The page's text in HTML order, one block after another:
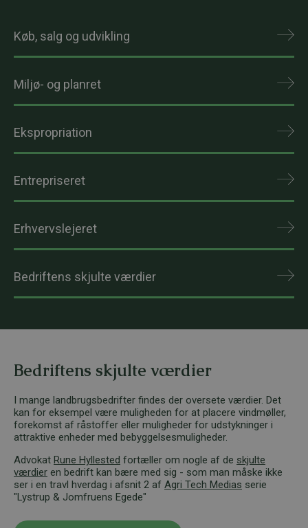
Køb, salg og udvikling
Miljø- og planret
Ekspropriation
Entrepriseret
Erhvervslejeret
Bedriftens skjulte værdier
Bedriftens skjulte værdier
I mange landbrugsbedrifter findes der oversete værdier. Det
kan for eksempel være muligheden for at placere vindmøller,
forekomst af råstoffer eller muligheder for udstykninger i
attraktive enheder med bebyggelsesmuligheder.
Advokat Rune Hyllested fortæller om nogle af de skjulte
værdier en bedrift kan bære med sig - som man måske ikke
ser i en travl hverdag i afsnit 2 af Agri Tech Medias serie
"Lystrup & Jomfruens Egede"